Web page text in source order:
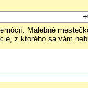
Malebné
z ktorého sa vám